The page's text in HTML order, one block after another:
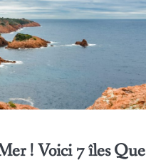
! Voici 7 îles Que